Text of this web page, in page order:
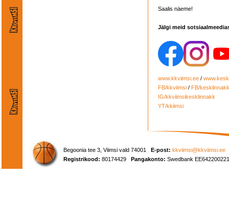
Saalis näeme!
Jälgi meid
www.kkviimsi.ee /
FB/kkviimsi / FB/kesklinnakk
IG/kkviimsikesklinnakk
YT/kkiimsi
Begoonia tee 3, Viimsi vald 74001 E-post: kkviimsi@kkviimsi.ee
Registrikood: 80174429 Pangakonto: Swedbank